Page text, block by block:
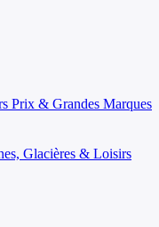
Prix & Grandes Marques
Glacières & Loisirs